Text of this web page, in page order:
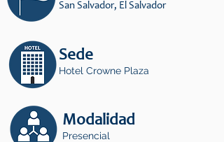
San Salvador, El Salvador
Sede
Hotel Crowne Plaza
Modalidad
Presencial